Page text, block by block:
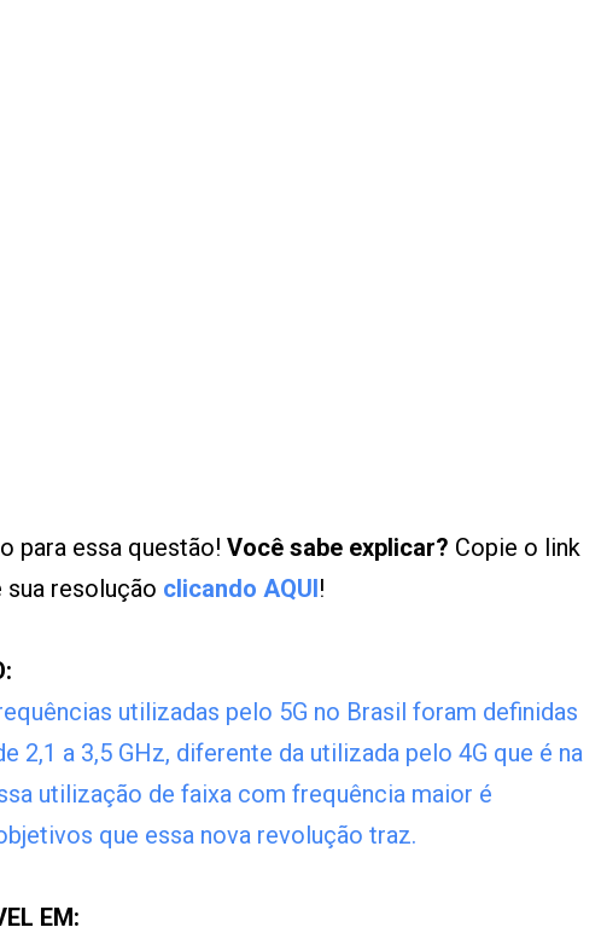
para essa questão! Você sabe explicar? Copie o link
sua resolução clicando AQUI!
utilizadas pelo 5G no Brasil foram definidas
2,1 a 3,5 GHz, diferente da utilizada pelo 4G que é na
utilização de faixa com frequência maior é
que essa nova revolução traz.
EM: